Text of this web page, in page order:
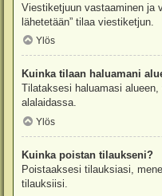
Viestiketjuun vastaaminen ja
lähetetään” tilaa viestiketjun.
Ylös
Kuinka tilaan haluamani
Tilataksesi haluamasi
alalaidassa.
Ylös
Kuinka poistan tilaukseni?
Poistaaksesi tilauksiasi,
tilauksiisi.